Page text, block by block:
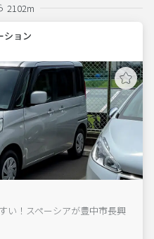
2102m
ション
い！スペーシアが豊中市長興